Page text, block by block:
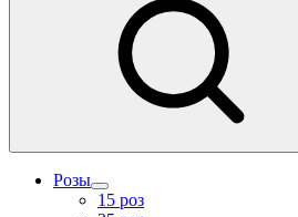
Розы
15 роз